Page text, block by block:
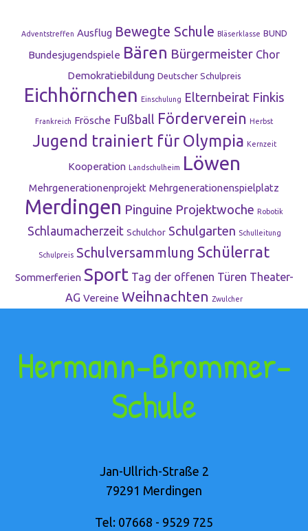
Adventstreffen Ausflug Bewegte Schule Bläserklasse BUND
Bundesjugendspiele Bären Bürgermeister Chor
Demokratiebildung Deutscher Schulpreis
Eichhörnchen Einschulung Elternbeirat Finkis
Frankreich Frösche Fußball Förderverein Herbst
Jugend trainiert für Olympia Kernzeit
Kooperation Landschulheim Löwen
Mehrgenerationenprojekt Mehrgenerationenspielplatz
Merdingen Pinguine Projektwoche Robotik
Schlaumacherzeit Schulchor Schulgarten Schulleitung
Schulpreis Schulversammlung Schülerrat
Sommerferien Sport Tag der offenen Türen Theater-
AG Vereine Weihnachten Zwulcher
Hermann-Brommer-
Schule
Jan-Ullrich-Straße 2
79291 Merdingen
Tel: 07668 - 9529 725